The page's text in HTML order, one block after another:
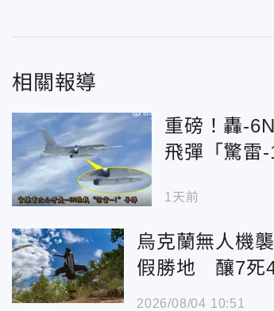
相關報導
重磅！轟-
飛彈「驚雷-
1天前
烏克蘭無人機
假勝地 釀7死
3童
2026/08/04 10:51